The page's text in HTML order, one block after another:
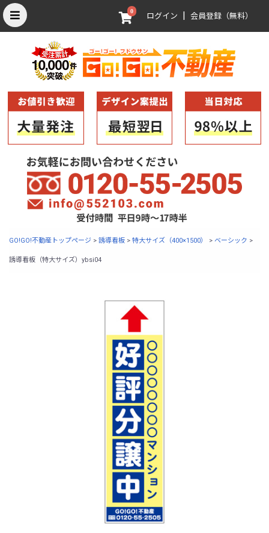
0
ログイン |会員登録（無料）
GO!GO!不動産トップページ > 誘導看板 > 特大サイズ（400×1500） > ベーシック >
誘導看板（特大サイズ）ybsi04